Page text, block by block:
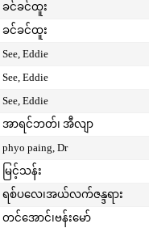
ခင်ခင်ထူး
ခင်ခင်ထူး
See, Eddie
See, Eddie
See, Eddie
အာရင်ဘတ်၊ အီလျာ
phyo paing, Dr
မြင့်သန်း
ရစ်ပလေ၊အယ်လက်ဇန္ဒရား
တင်အောင်၊ဗန်းမော်